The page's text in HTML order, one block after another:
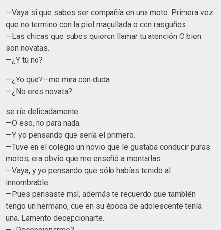
—Vaya si que sabes ser compañía en una moto. Primera vez
que no termino con la piel magullada o con rasguños.
—Las chicas que subes quieren llamar tu atención O bien
son novatas.
—¿Y tú no?
—¿Yo qué?—me mira con duda.
—¿No eres novata?
se ríe delicadamente.
—O eso, no para nada.
—Y yo pensando que sería el primero.
—Tuve en el colegio un novio que le gustaba conducir puras
motos, era obvio que me enseñó a montarlas.
—Vaya, y yo pensando que sólo habías tenido al
innombrable.
—Pues pensaste mal, además te recuerdo que también
tengo un hermano, que en su época de adolescente tenía
una. Lamento decepcionarte.